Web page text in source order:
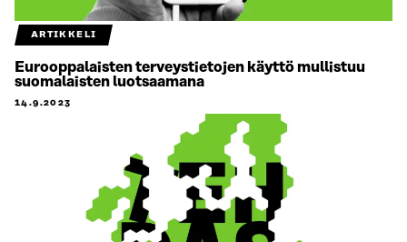
ARTIKKELI
Eurooppalaisten terveystietojen käyttö mullistuu
suomalaisten luotsaamana
14.9.2023